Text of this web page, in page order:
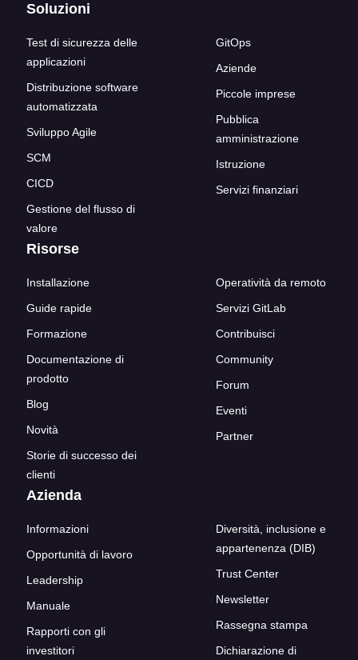
Soluzioni
Test di sicurezza delle
applicazioni
Distribuzione software
automatizzata
Sviluppo Agile
SCM
CICD
Gestione del flusso di
valore
GitOps
Aziende
Piccole imprese
Pubblica
amministrazione
Istruzione
Servizi finanziari
Risorse
Installazione
Guide rapide
Formazione
Documentazione di
prodotto
Blog
Novità
Storie di successo dei
clienti
Operatività da remoto
Servizi GitLab
Contribuisci
Community
Forum
Eventi
Partner
Azienda
Informazioni
Opportunità di lavoro
Leadership
Manuale
Rapporti con gli
investitori
Diversità, inclusione e
appartenenza (DIB)
Trust Center
Newsletter
Rassegna stampa
Dichiarazione di